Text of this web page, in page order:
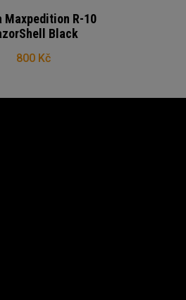
Maxpedition R-10
Black
800 Kč